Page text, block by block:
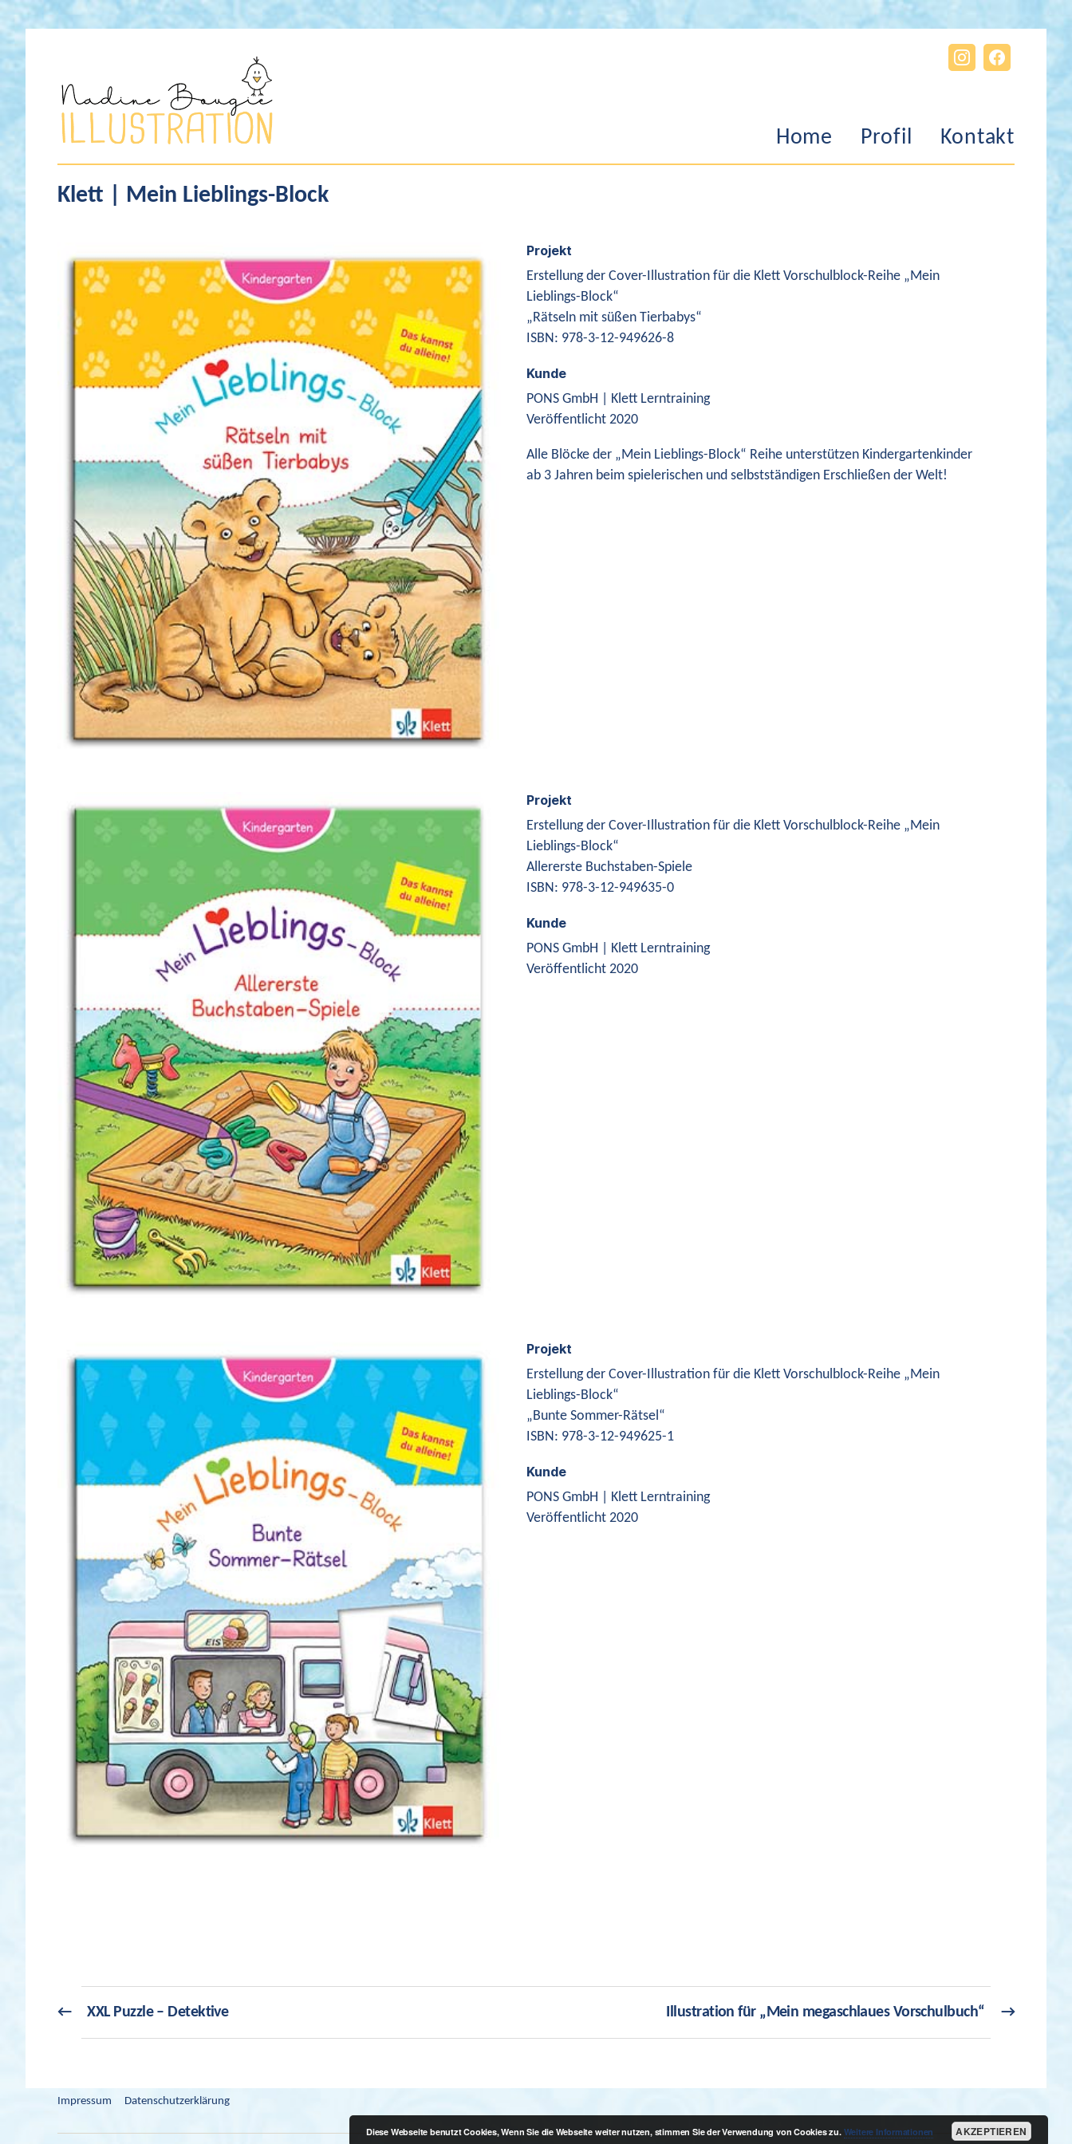
Home Profil Kontakt
Klett | Mein Lieblings-Block
Projekt
Erstellung der Cover-Illustration für die Klett Vorschulblock-Reihe „Mein
Lieblings-Block“
„Rätseln mit süßen Tierbabys“
ISBN: 978-3-12-949626-8
Kunde
PONS GmbH | Klett Lerntraining
Veröffentlicht 2020
Alle Blöcke der „Mein Lieblings-Block“ Reihe unterstützen Kindergartenkinder
ab 3 Jahren beim spielerischen und selbstständigen Erschließen der Welt!
Projekt
Erstellung der Cover-Illustration für die Klett Vorschulblock-Reihe „Mein
Lieblings-Block“
Allererste Buchstaben-Spiele
ISBN: 978-3-12-949635-0
Kunde
PONS GmbH | Klett Lerntraining
Veröffentlicht 2020
Projekt
Erstellung der Cover-Illustration für die Klett Vorschulblock-Reihe „Mein
Lieblings-Block“
„Bunte Sommer-Rätsel“
ISBN: 978-3-12-949625-1
Kunde
PONS GmbH | Klett Lerntraining
Veröffentlicht 2020
← XXL Puzzle – Detektive →
Illustration für „Mein megaschlaues Vorschulbuch“
Impressum Datenschutzerklärung
Diese Webseite benutzt Cookies, Wenn Sie die Webseite weiter nutzen, stimmen Sie der Verwendung von Cookies zu. Weitere Informationen AKZEPTIEREN